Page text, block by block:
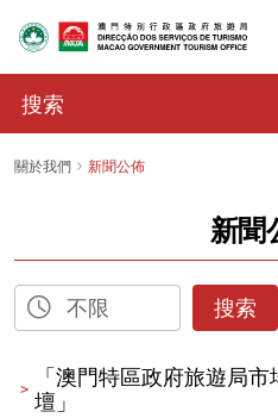
關於我們 新聞公佈
新聞
搜索
「澳門特區政府旅遊局
壇」